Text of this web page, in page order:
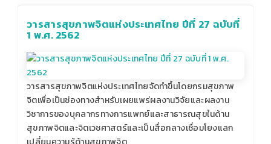
วารสารสุขภาพจิตแห่งประเทศไทย ปีที่ 27 ฉบับที่
1 พ.ศ. 2562
วารสารสุขภาพจิตแห่งประเทศไทยจัดทำขึ้นโดยกรมสุขภาพ
จิตเพื่อเป็นช่องทางสำหรับเผยแพร่ผลงานวิจัยและผลงาน
วิชาการของบุคลากรทางการแพทย์และสาธารณสุขในด้าน
สุขภาพจิตและจิตเวชศาสตร์และเป็นสื่อกลางเชื่อมโยงแลก